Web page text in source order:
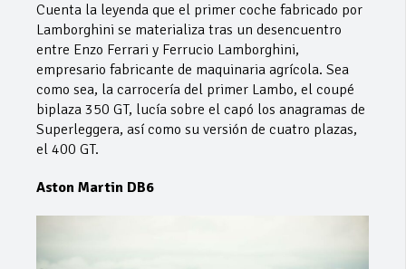
Cuenta la leyenda que el primer coche fabricado por
Lamborghini se materializa tras un desencuentro
entre Enzo Ferrari y Ferrucio Lamborghini,
empresario fabricante de maquinaria agrícola. Sea
como sea, la carrocería del primer Lambo, el coupé
biplaza 350 GT, lucía sobre el capó los anagramas de
Superleggera, así como su versión de cuatro plazas,
el 400 GT.
Aston Martin DB6